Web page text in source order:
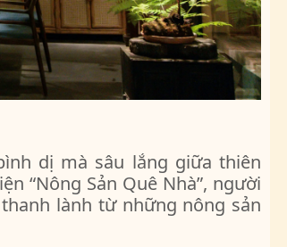
dị mà sâu lắng giữa thiên
“Nông Sản Quê Nhà”, người
lành từ những nông sản